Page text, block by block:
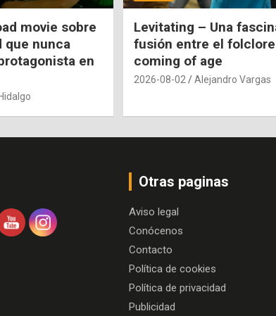
movie sobre
que nunca
en
Levitating – Una
fusión entre el
coming of age
2026-08-02 Alejandro Vargas
Otras paginas
Aviso legal
Conócenos
Contacto
Política de cookies
Política de privacidad
Publicidad